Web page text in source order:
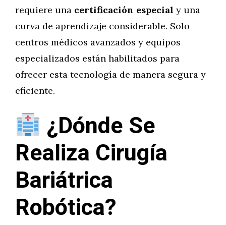
requiere una certificación especial y una
curva de aprendizaje considerable. Solo
centros médicos avanzados y equipos
especializados están habilitados para
ofrecer esta tecnología de manera segura y
eficiente.
¿Dónde Se
Realiza Cirugía
Bariátrica
Robótica?